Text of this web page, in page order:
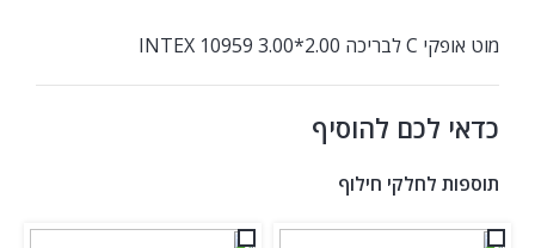
מוט אופקי C לבריכה 2.00*3.00 INTEX 10959
כדאי לכם להוסיף
תוספות לחלקי חילוף